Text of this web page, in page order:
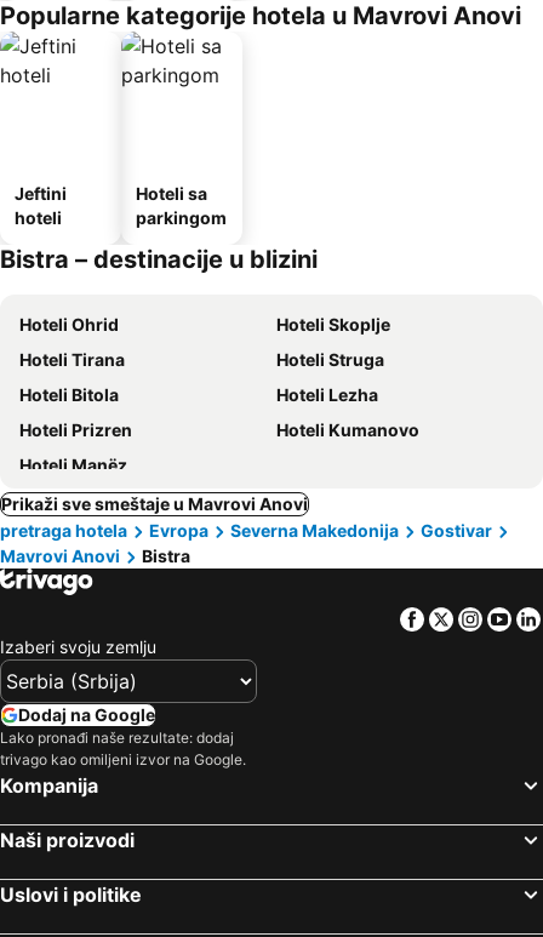
Popularne kategorije hotela u Mavrovi Anovi
Jeftini
hoteli
Hoteli sa
parkingom
Bistra – destinacije u blizini
Hoteli Ohrid
Hoteli Skoplje
Hoteli Tirana
Hoteli Struga
Hoteli Bitola
Hoteli Lezha
Hoteli Prizren
Hoteli Kumanovo
Hoteli Manëz
Prikaži sve smeštaje u Mavrovi Anovi
pretraga hotela
Evropa Severna Makedonija
Gostivar
Mavrovi Anovi
Bistra
Facebook
Twitter
Izaberi svoju zemlju
Dodaj na Google
Lako pronađi naše rezultate: dodaj
trivago kao omiljeni izvor na Google.
Kompanija
Naši proizvodi
Uslovi i politike